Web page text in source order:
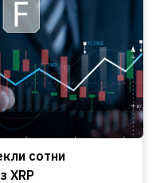
сотни
XRP